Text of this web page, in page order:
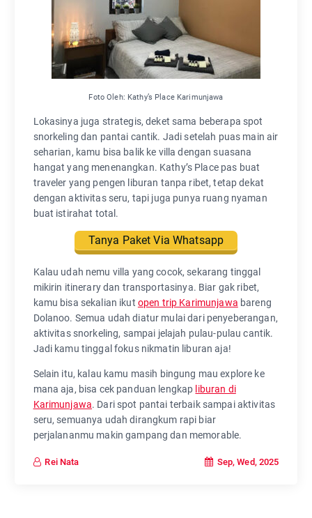
Foto Oleh: Kathy’s Place Karimunjawa
Lokasinya juga strategis, deket sama beberapa spot
snorkeling dan pantai cantik. Jadi setelah puas main air
seharian, kamu bisa balik ke villa dengan suasana
hangat yang menenangkan. Kathy’s Place pas buat
traveler yang pengen liburan tanpa ribet, tetap dekat
dengan aktivitas seru, tapi juga punya ruang nyaman
buat istirahat total.
Tanya Paket Via Whatsapp
Kalau udah nemu villa yang cocok, sekarang tinggal
mikirin itinerary dan transportasinya. Biar gak ribet,
kamu bisa sekalian ikut open trip Karimunjawa bareng
Dolanoo. Semua udah diatur mulai dari penyeberangan,
aktivitas snorkeling, sampai jelajah pulau-pulau cantik.
Jadi kamu tinggal fokus nikmatin liburan aja!
Selain itu, kalau kamu masih bingung mau explore ke
mana aja, bisa cek panduan lengkap liburan di
Karimunjawa. Dari spot pantai terbaik sampai aktivitas
seru, semuanya udah dirangkum rapi biar
perjalananmu makin gampang dan memorable.
Rei Nata Sep, Wed, 2025